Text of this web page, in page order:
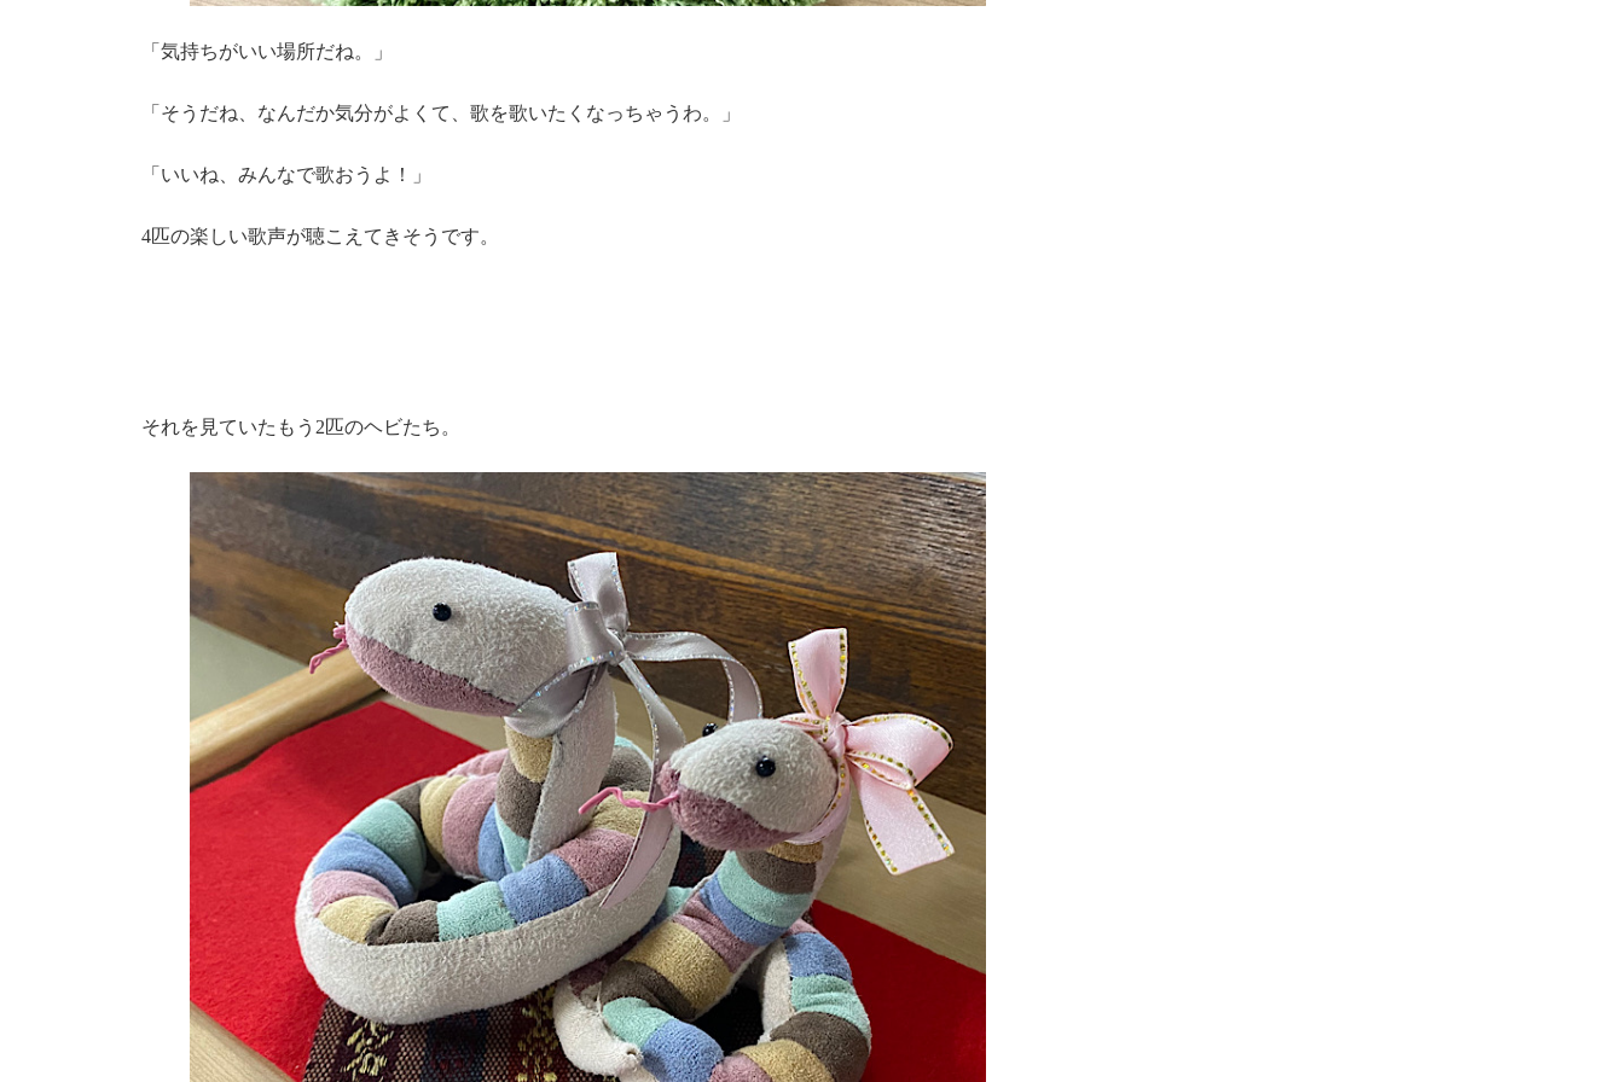
「気持ちがいい場所だね。」
「そうだね、なんだか気分がよくて、歌を歌いたくなっちゃうわ。」
「いいね、みんなで歌おうよ！」
4匹の楽しい歌声が聴こえてきそうです。
それを見ていたもう2匹のヘビたち。